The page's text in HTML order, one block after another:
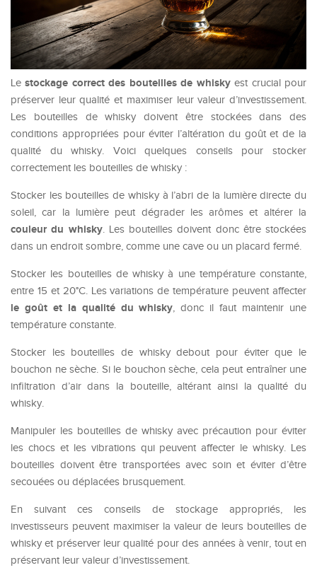
Lestockage correct des bouteilles de whiskyest crucial pour
préserver leur qualité et maximiser leur valeur d’investissement.
Les bouteilles de whisky doivent être stockées dans des
conditions appropriées pour éviter l’altération du goût et de la
qualité du whisky. Voici quelques conseils pour stocker
correctement les bouteilles de whisky :
Stocker les bouteilles de whisky à l’abri de la lumière directe du
soleil, car la lumière peut dégrader les arômes et altérer la
couleur du whisky. Les bouteilles doivent donc être stockées
dans un endroit sombre, comme une cave ou un placard fermé.
Stocker les bouteilles de whisky à une température constante,
entre 15 et 20°C. Les variations de température peuvent affecter
le goût et la qualité du whisky, donc il faut maintenir une
température constante.
Stocker les bouteilles de whisky debout pour éviter que le
bouchon ne sèche. Si le bouchon sèche, cela peut entraîner une
infiltration d’air dans la bouteille, altérant ainsi la qualité du
whisky.
Manipuler les bouteilles de whisky avec précaution pour éviter
les chocs et les vibrations qui peuvent affecter le whisky. Les
bouteilles doivent être transportées avec soin et éviter d’être
secouées ou déplacées brusquement.
En suivant ces conseils de stockage appropriés, les
investisseurs peuvent maximiser la valeur de leurs bouteilles de
whisky et préserver leur qualité pour des années à venir, tout en
préservant leur valeur d’investissement.